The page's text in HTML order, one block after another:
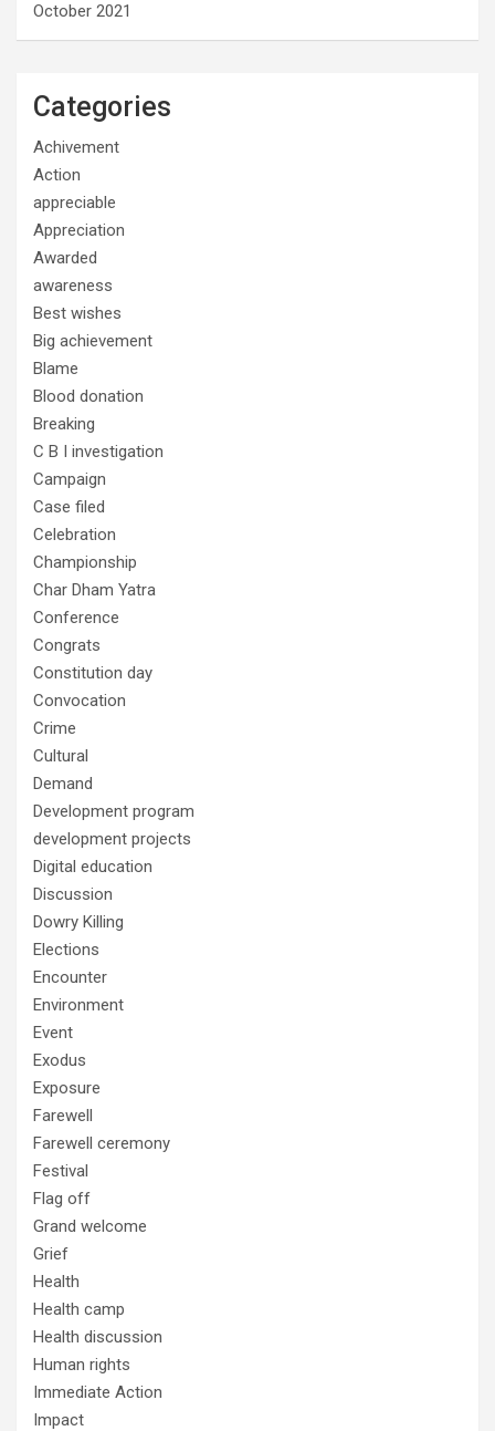
October 2021
Categories
Achivement
Action
appreciable
Appreciation
Awarded
awareness
Best wishes
Big achievement
Blame
Blood donation
Breaking
C B I investigation
Campaign
Case filed
Celebration
Championship
Char Dham Yatra
Conference
Congrats
Constitution day
Convocation
Crime
Cultural
Demand
Development program
development projects
Digital education
Discussion
Dowry Killing
Elections
Encounter
Environment
Event
Exodus
Exposure
Farewell
Farewell ceremony
Festival
Flag off
Grand welcome
Grief
Health
Health camp
Health discussion
Human rights
Immediate Action
Impact